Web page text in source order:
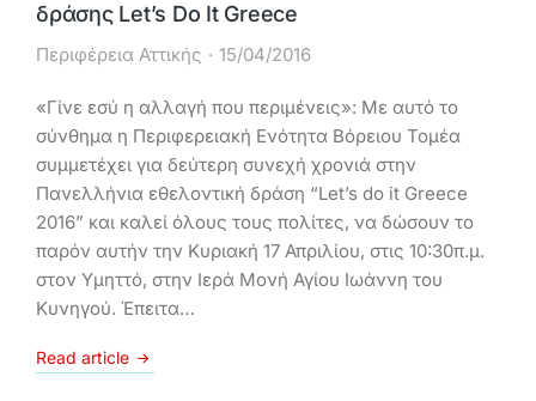
δράσης Let’s Do It Greece
Περιφέρεια Αττικής 15/04/2016
«Γίνε εσύ η αλλαγή που περιμένεις»: Με αυτό το
σύνθημα η Περιφερειακή Ενότητα Βόρειου Τομέα
συμμετέχει για δεύτερη συνεχή χρονιά στην
Πανελλήνια εθελοντική δράση “Let’s do it Greece
2016” και καλεί όλους τους πολίτες, να δώσουν το
παρόν αυτήν την Κυριακή 17 Απριλίου, στις 10:30π.μ.
στον Υμηττό, στην Ιερά Μονή Αγίου Ιωάννη του
Κυνηγού. Έπειτα…
Read article